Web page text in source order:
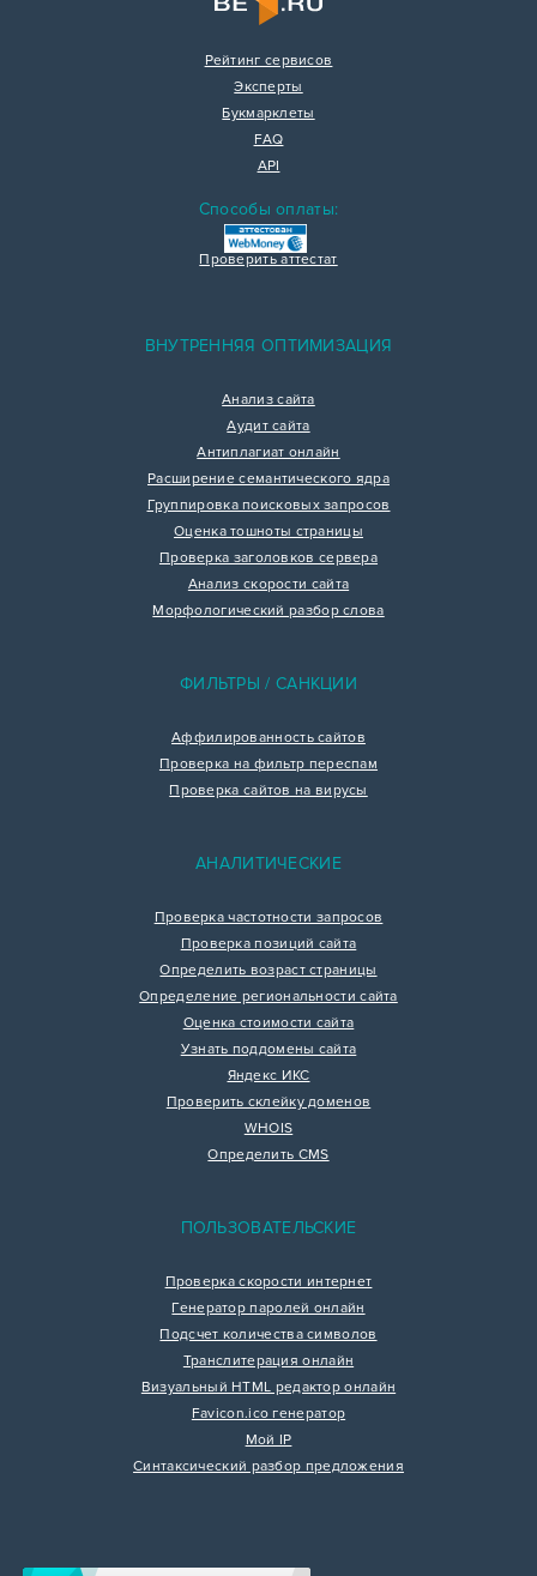
Рейтинг сервисов
Эксперты
Букмарклеты
FAQ
API
Способы оплаты:
Проверить аттестат
ВНУТРЕННЯЯ ОПТИМИЗАЦИЯ
Анализ сайта
Аудит сайта
Антиплагиат онлайн
Расширение семантического ядра
Группировка поисковых запросов
Оценка тошноты страницы
Проверка заголовков сервера
Анализ скорости сайта
Морфологический разбор слова
ФИЛЬТРЫ / САНКЦИИ
Аффилированность сайтов
Проверка на фильтр переспам
Проверка сайтов на вирусы
АНАЛИТИЧЕСКИЕ
Проверка частотности запросов
Проверка позиций сайта
Определить возраст страницы
Определение региональности сайта
Оценка стоимости сайта
Узнать поддомены сайта
Яндекс ИКС
Проверить склейку доменов
WHOIS
Определить CMS
ПОЛЬЗОВАТЕЛЬСКИЕ
Проверка скорости интернет
Генератор паролей онлайн
Подсчет количества символов
Транслитерация онлайн
Визуальный HTML редактор онлайн
Favicon.ico генератор
Мой IP
Синтаксический разбор предложения